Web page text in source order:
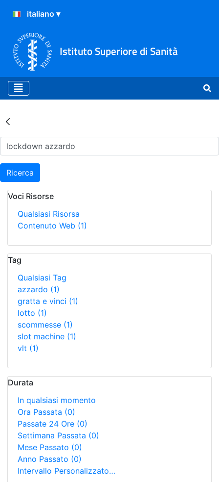
Istituto Superiore di Sanità
Risultati della Ricerca -
Ricerca
Voci Risorse
Qualsiasi Risorsa
Contenuto Web (1)
Tag
Qualsiasi Tag
azzardo (1)
gratta e vinci (1)
lotto (1)
scommesse (1)
slot machine (1)
vlt (1)
Durata
In qualsiasi momento
Ora Passata (0)
Passate 24 Ore (0)
Settimana Passata (0)
Mese Passato (0)
Anno Passato (0)
Intervallo Personalizzato…